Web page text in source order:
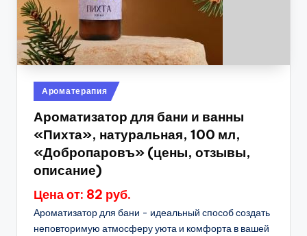
Опубликовано
в
Ароматерапия
Ароматизатор для бани и ванны
«Пихта», натуральная, 100 мл,
«Добропаровъ» (цены, отзывы,
описание)
Цена от: 82 руб.
Ароматизатор для бани - идеальный способ создать
неповторимую атмосферу уюта и комфорта в вашей